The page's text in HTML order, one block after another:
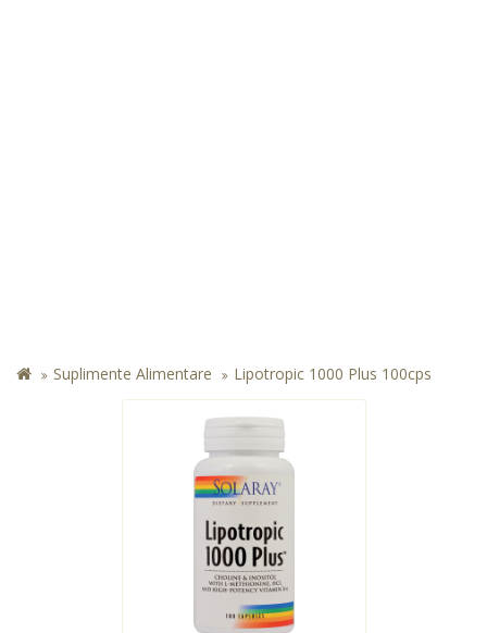
Suplimente Alimentare Lipotropic 1000 Plus 100cps